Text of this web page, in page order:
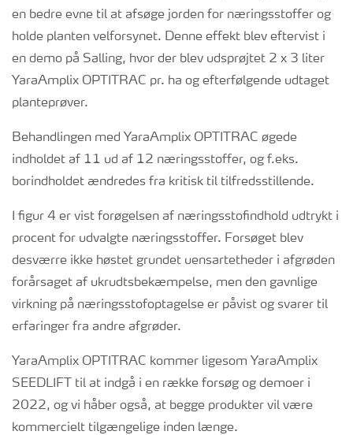
en bedre evne til at afsøge jorden for næringsstoffer og
holde planten velforsynet. Denne effekt blev eftervist i
en demo på Salling, hvor der blev udsprøjtet 2 x 3 liter
YaraAmplix OPTITRAC pr. ha og efterfølgende udtaget
planteprøver.
Behandlingen med YaraAmplix OPTITRAC øgede
indholdet af 11 ud af 12 næringsstoffer, og f.eks.
borindholdet ændredes fra kritisk til tilfredsstillende.
I figur 4 er vist forøgelsen af næringsstofindhold udtrykt i
procent for udvalgte næringsstoffer. Forsøget blev
desværre ikke høstet grundet uensartetheder i afgrøden
forårsaget af ukrudtsbekæmpelse, men den gavnlige
virkning på næringsstofoptagelse er påvist og svarer til
erfaringer fra andre afgrøder.
YaraAmplix OPTITRAC kommer ligesom YaraAmplix
SEEDLIFT til at indgå i en række forsøg og demoer i
2022, og vi håber også, at begge produkter vil være
kommercielt tilgængelige inden længe.